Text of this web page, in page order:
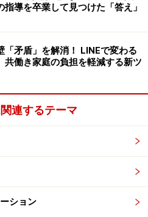
は学校の始業時刻に合わせて
かに小学校の始業は8:25で
過ぎには開いているので、
所の子どもたちと一緒に家を
していました。職場まで45
て、8:15に職場着。8:30の始
が、8:30の学童開所だと完全
行かせて開所時間まで待た
になったら戸締まりをさせて
法もあるにはありましたが、
という1年生にはハードルが
指導を卒業して見つけた「答え」
「矛盾」を解消！ LINEで変わる
共働き家庭の負担を軽減する新ツ
連するテーマ
ション